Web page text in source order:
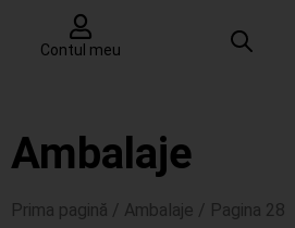
Contul meu
Ambalaje
Prima pagină / Ambalaje / Pagina 28